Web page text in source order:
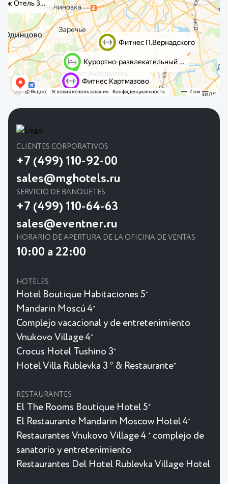
CLIENTES CORPORATIVOS
+7 (499) 110-92-00
sales@mghotels.ru
SERVICIO DE BANQUETES
+7 (499) 110-64-63
sales@eventner.ru
HORARIO DE APERTURA DE LA OFICINA DE VENTAS
10:00 a 22:00
HOTELES
Hotel Boutique Habitaciones 5★
Mandarin Moscú 4★
Complejo vacacional y de entretenimiento
Vnukovo Village 4★
Crocus Hotel Tushino 3★
Hotel Villa Rublevka 3 * & Restaurante★
RESTAURANTES
El The Rooms Boutique Hotel 5★
El Restaurante Mandarin Moscow Hotel 4★
Restaurantes Vnukovo Village 4 ★
complejo de
sanatorio y entretenimiento
Restaurantes Del Hotel Rublevka Village Hotel